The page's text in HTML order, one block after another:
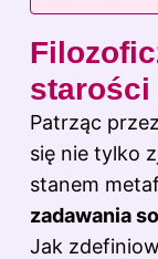
starości
Patrząc
się nie tylko
stanem
zadawania
Jak